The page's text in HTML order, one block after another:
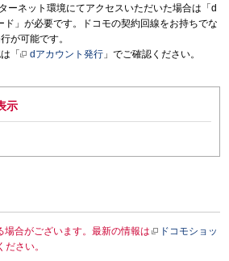
ーネット環境にてアクセスいただいた場合は「d
ド」が必要です。ドコモの契約回線をお持ちでな
が可能です。
「
dアカウント発行 」でご確認ください。
示
場合がございます。最新の情報は
ドコモショッ
さい。